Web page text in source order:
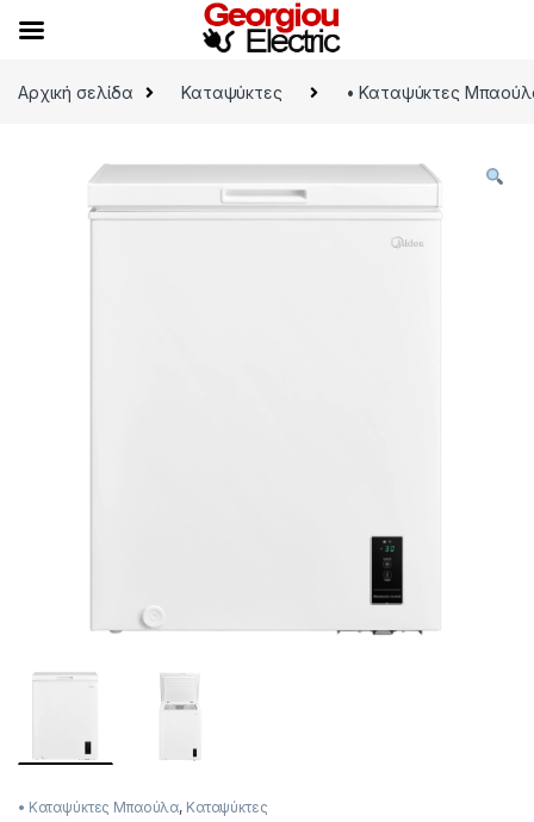
Αρχική σελίδα
Καταψύκτες • Καταψύκτες
• Καταψύκτες Μπαούλα, Καταψύκτες